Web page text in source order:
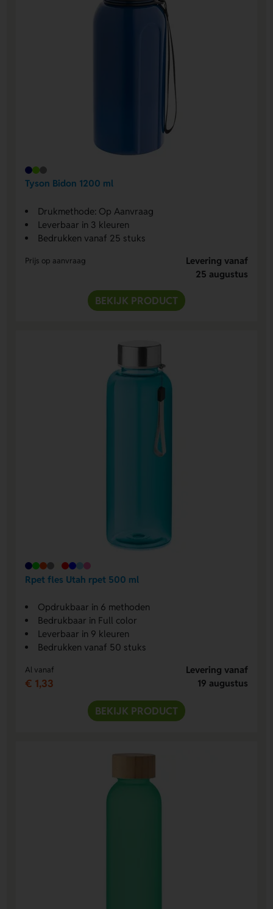
Tyson Bidon 1200 ml
Drukmethode: Op Aanvraag
Leverbaar in 3 kleuren
Bedrukken vanaf 25 stuks
Prijs op aanvraag
Levering vanaf
25 augustus
BEKIJK PRODUCT
Rpet fles Utah rpet 500 ml
Opdrukbaar in 6 methoden
Bedrukbaar in Full color
Leverbaar in 9 kleuren
Bedrukken vanaf 50 stuks
Al vanaf
€ 1,33
Levering vanaf
19 augustus
BEKIJK PRODUCT